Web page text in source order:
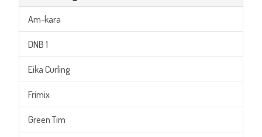
Am-kara
DNB 1
Eika Curling
Frimix
Green Tim